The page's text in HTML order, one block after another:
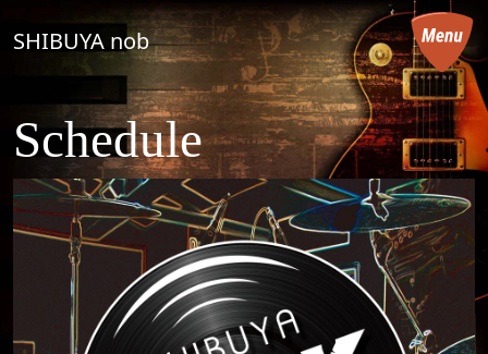
コンテンツへスキップ
メインナビゲーション
SHIBUYA nob
Schedule